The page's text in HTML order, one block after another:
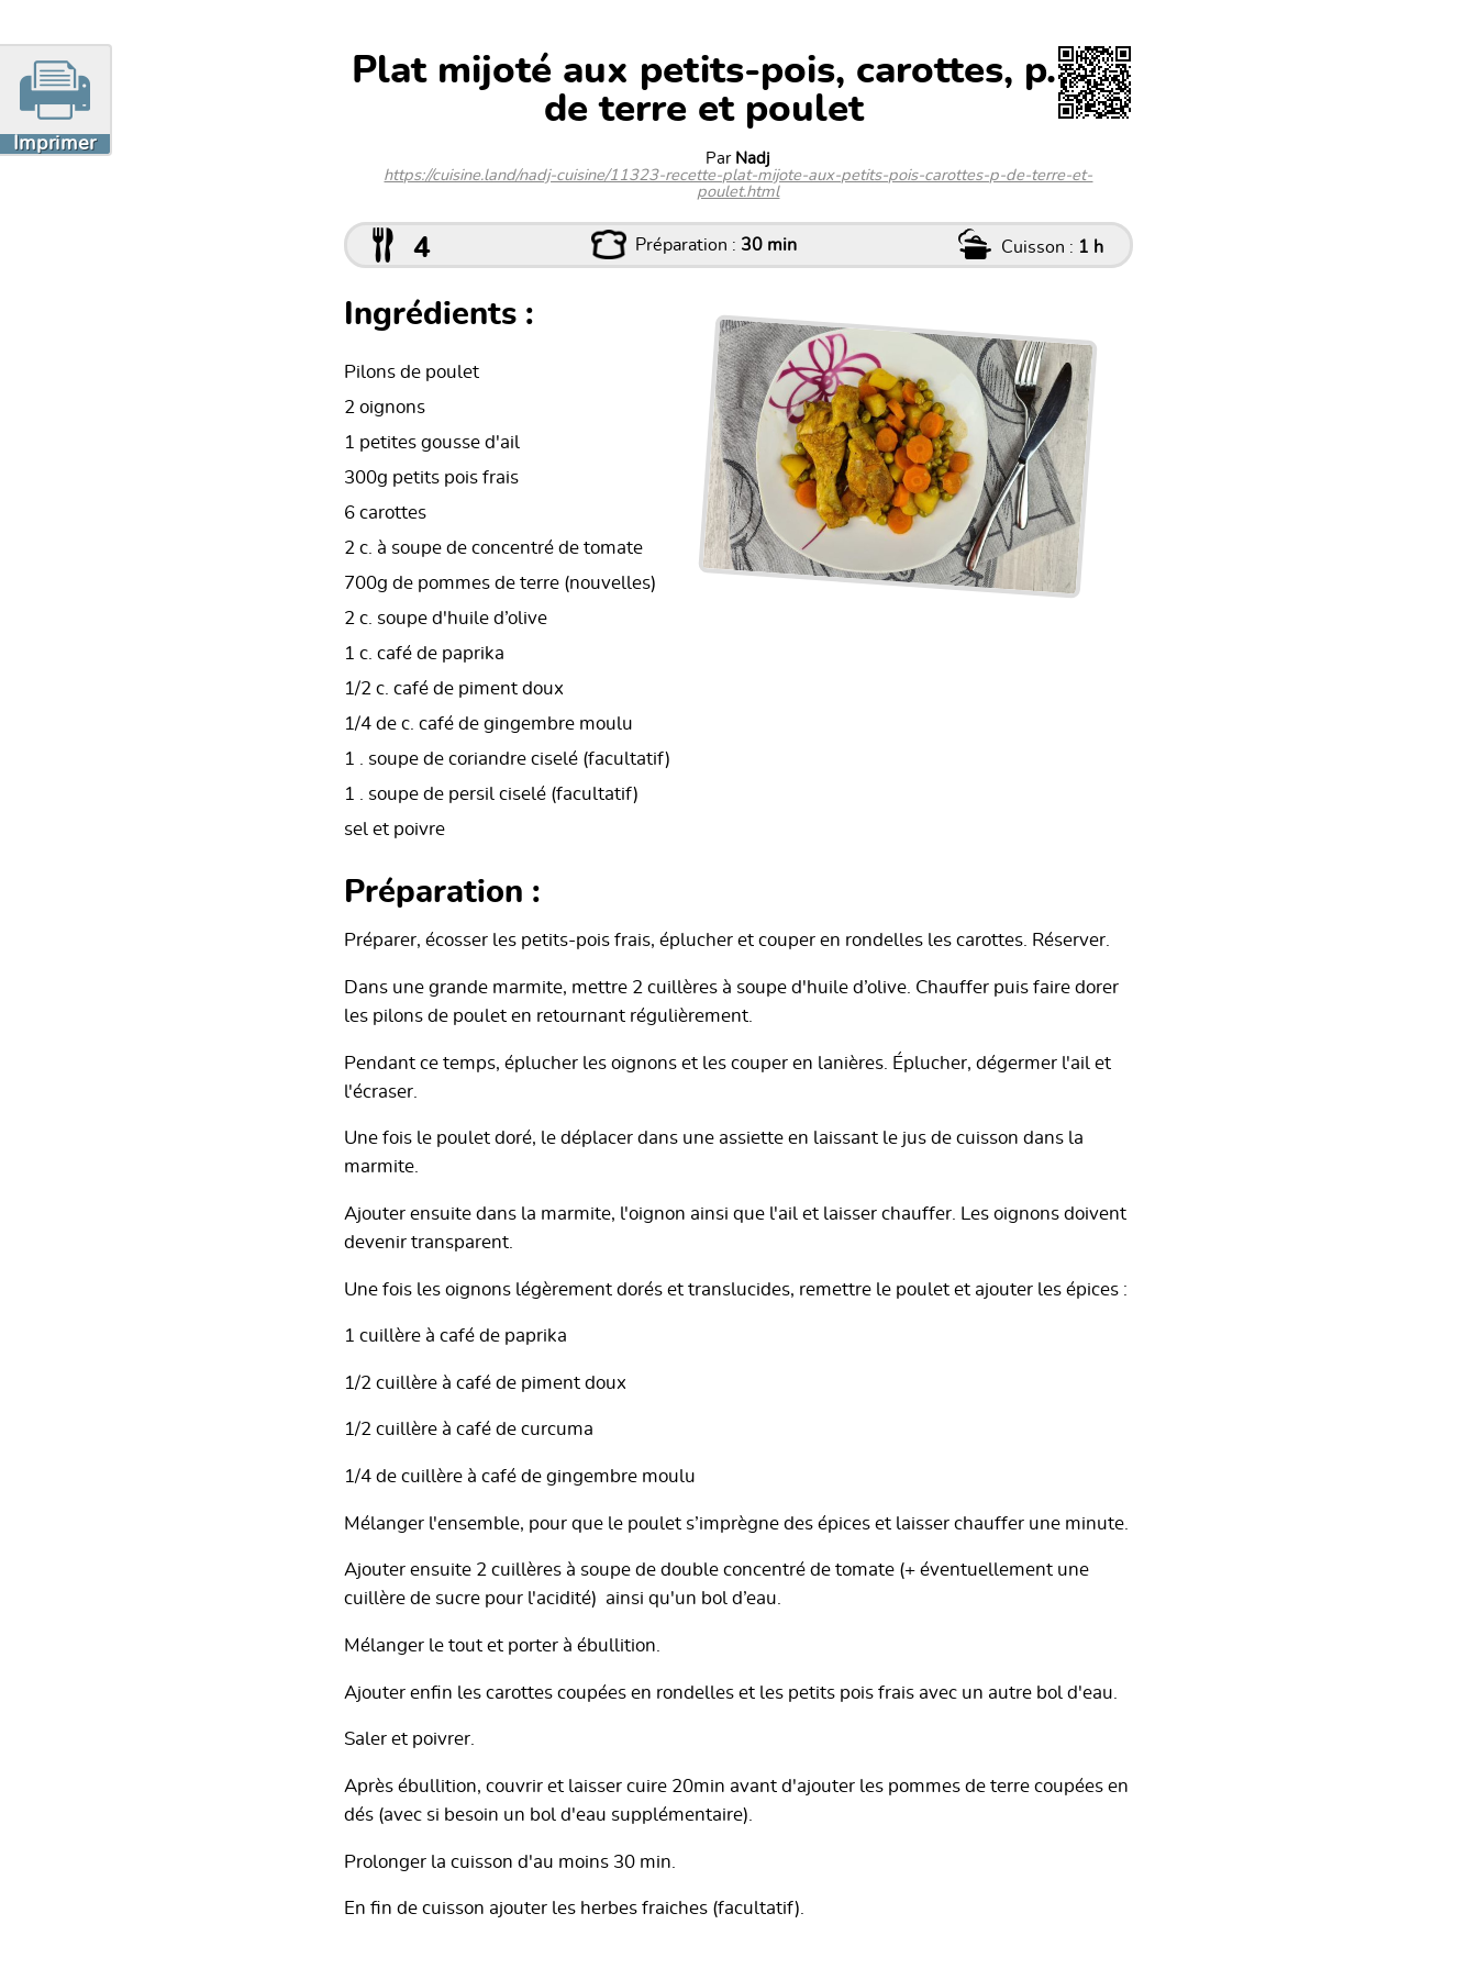
Imprimer
Plat mijoté aux petits-pois, carottes, p.
de terre et poulet
Par Nadj
https://cuisine.land/nadj-cuisine/11323-recette-plat-mijote-aux-petits-pois-carottes-p-de-terre-et-
poulet.html
4 Préparation : 30 min Cuisson : 1 h
Ingrédients :
Pilons de poulet
2 oignons
1 petites gousse d'ail
300g petits pois frais
6 carottes
2 c. à soupe de concentré de tomate
700g de pommes de terre (nouvelles)
2 c. soupe d'huile d’olive
1 c. café de paprika
1/2 c. café de piment doux
1/4 de c. café de gingembre moulu
1 . soupe de coriandre ciselé (facultatif)
1 . soupe de persil ciselé (facultatif)
sel et poivre
Préparation :
Préparer, écosser les petits-pois frais, éplucher et couper en rondelles les carottes. Réserver.
Dans une grande marmite, mettre 2 cuillères à soupe d'huile d’olive. Chauffer puis faire dorer
les pilons de poulet en retournant régulièrement.
Pendant ce temps, éplucher les oignons et les couper en lanières. Éplucher, dégermer l'ail et
l'écraser.
Une fois le poulet doré, le déplacer dans une assiette en laissant le jus de cuisson dans la
marmite.
Ajouter ensuite dans la marmite, l'oignon ainsi que l'ail et laisser chauffer. Les oignons doivent
devenir transparent.
Une fois les oignons légèrement dorés et translucides, remettre le poulet et ajouter les épices :
1 cuillère à café de paprika
1/2 cuillère à café de piment doux
1/2 cuillère à café de curcuma
1/4 de cuillère à café de gingembre moulu
Mélanger l'ensemble, pour que le poulet s’imprègne des épices et laisser chauffer une minute.
Ajouter ensuite 2 cuillères à soupe de double concentré de tomate (+ éventuellement une
cuillère de sucre pour l'acidité) ainsi qu'un bol d’eau.
Mélanger le tout et porter à ébullition.
Ajouter enfin les carottes coupées en rondelles et les petits pois frais avec un autre bol d'eau.
Saler et poivrer.
Après ébullition, couvrir et laisser cuire 20min avant d'ajouter les pommes de terre coupées en
dés (avec si besoin un bol d'eau supplémentaire).
Prolonger la cuisson d'au moins 30 min.
En fin de cuisson ajouter les herbes fraiches (facultatif).